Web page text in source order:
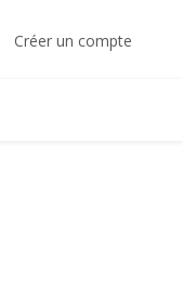
Créer un compte